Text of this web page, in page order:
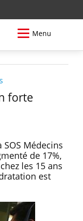
Menu
forte
Médecins
de 17%,
les 15 ans
est